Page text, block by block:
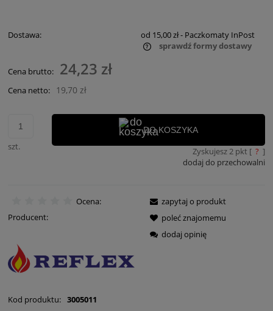
Dostawa: od 15,00 zł- Paczkomaty InPost
sprawdź formy dostawy
Cena brutto: 24,23 zł
Cena netto: 19,70 zł
szt.
DO KOSZYKA
Zyskujesz2pkt [ ? ]
dodaj do przechowalni
Ocena:
Producent:
Kod produktu: 3005011
zapytaj o produkt
poleć znajomemu
dodaj opinię